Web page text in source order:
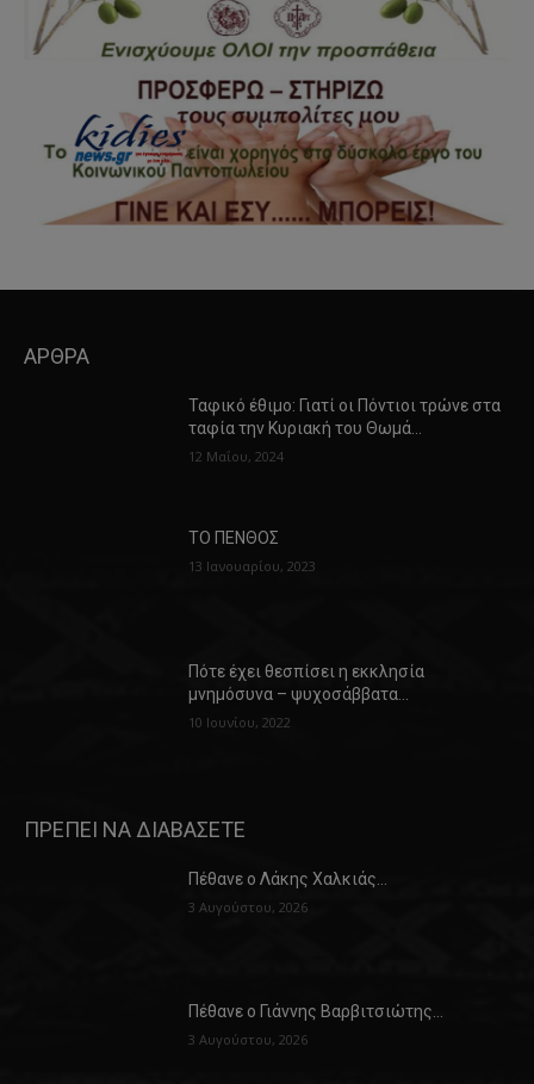
ΑΡΘΡΑ
Ταφικό έθιμο: Γιατί οι Πόντιοι τρώνε στα
ταφία την Κυριακή του Θωμά…
12 Μαΐου, 2024
ΤΟ ΠΕΝΘΟΣ
13 Ιανουαρίου, 2023
Πότε έχει θεσπίσει η εκκλησία
μνημόσυνα – ψυχοσάββατα…
10 Ιουνίου, 2022
ΠΡΕΠΕΙ ΝΑ ΔΙΑΒΑΣΕΤΕ
Πέθανε ο Λάκης Χαλκιάς…
3 Αυγούστου, 2026
Πέθανε ο Γιάννης Βαρβιτσιώτης…
3 Αυγούστου, 2026